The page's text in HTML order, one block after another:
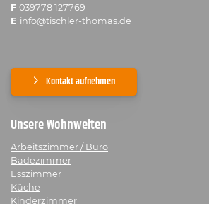
F 039778 127769
E info@tischler-thomas.de
Kontakt aufnehmen
Unsere Wohnwelten
Arbeitszimmer / Büro
Badezimmer
Esszimmer
Küche
Kinderzimmer